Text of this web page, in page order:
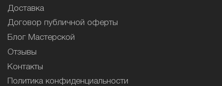
Доставка
Договор публичной оферты
Блог Мастерской
Отзывы
Контакты
Политика конфиденциальности